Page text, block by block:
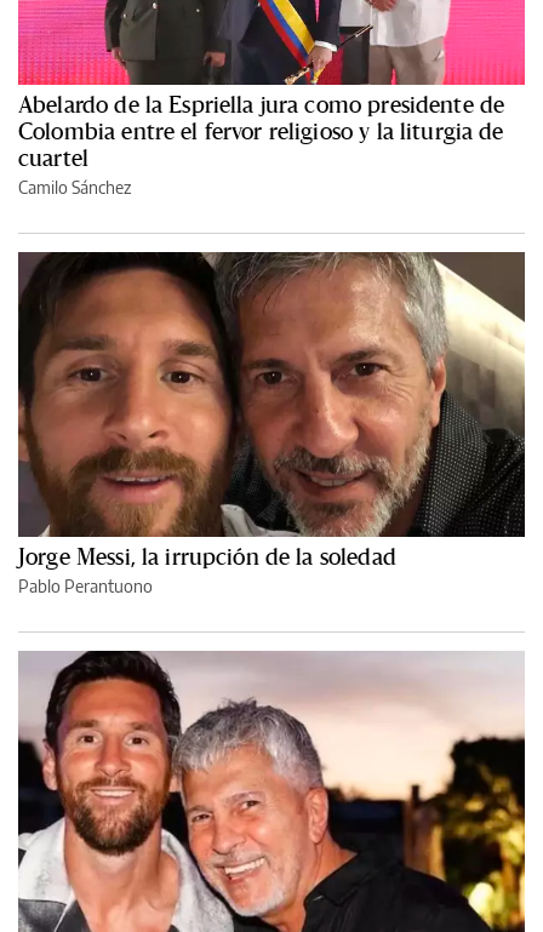
Abelardo de la Espriella jura como presidente de
Colombia entre el fervor religioso y la liturgia de
cuartel
Camilo Sánchez
Jorge Messi, la irrupción de la soledad
Pablo Perantuono